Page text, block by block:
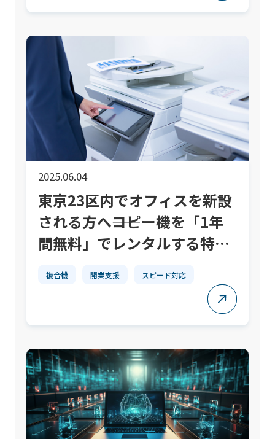
2025.06.04
東京23区内でオフィスを新設
される方へ――コピー機を「1年
間無料」でレンタルする特別
複合機 開業支援 スピード対応